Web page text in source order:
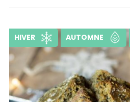
HIVER AUTOMNE